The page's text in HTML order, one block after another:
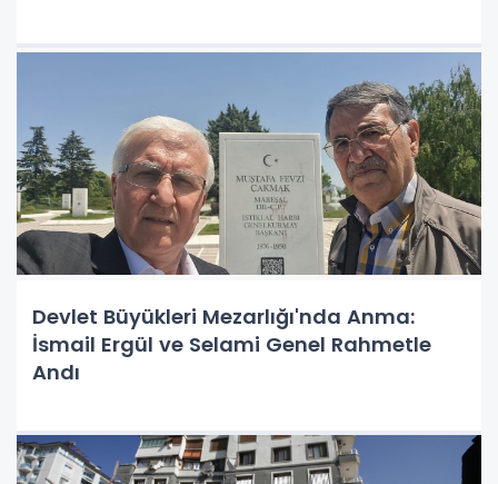
Devlet Büyükleri Mezarlığı'nda Anma:
İsmail Ergül ve Selami Genel Rahmetle
Andı